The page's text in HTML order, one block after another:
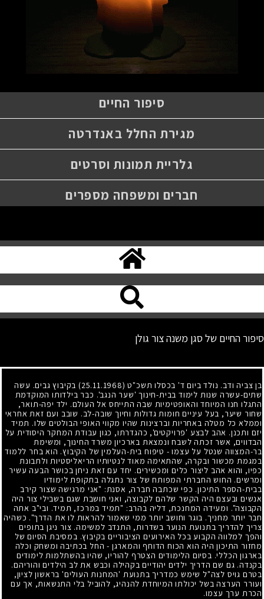
סיפור החיים
מגירת החלל באנדרטה
גלריית תמונות וסרטים
חברים ומשפחה מספרים
סיפור החיים של סגן משנה צור גולן
בן צביה ודב. נולד ביום ד' בכסלו תשכ"ט (25.11.1968)
בקיבוץ גבים. עשה
שתים-עשרה שנות לימוד בבית-חינוך 'שער הנגב'. כבר בילדותו המוקדמת
התגלו חנו המיוחד והאופטימיות שבה התייחס אל העולם. ילד יפה-תואר,
שחור שיער, בעל עיניים חומות גדולות וחיוך שובה-לב. שובב ועם זאת אחראי
וממלא כל מטלה באחריות וברצינות שהיו מקווי האופי הבולטים שלו. תמיד
יזם ותכנן. אהב לבצע 'פרויקטים', כהגדרתו, כגון עבודת המחקר היסודית על
הבדווים, אשר זכתה לשבח ונמצאת בארכיון משרד החינוך, ומשימת
בר-המצווה שנטל על עצמו - טיפוח בית-העלמין של הקיבוץ. הוא בחר ללמוד
במגמת מכשור ובקרה, שהתאימה מאוד לנטיותיו הריאליסטיות ולתבונת
כפיו, והוא אהב ליצור כלים ומכשירים. יחד עם זאת ניחן בכושר הבעה עשיר
ומרשים. החוש החברתי המפותח של צור נתגלה בתקופת לימודיו
בבית-הספר התיכון. כפי שכתבה חברה, אסנת: "אני מרגישה שצור קירב
אנשים ובעצם היה הקשר שלהם לקבוצה, ואני חושבת שגם בשבילי צור היה
הקבוצה". ומעידה המחנכת, דליה בהרב: "תמיד במרכז, תמיד. ובי"ב אתה
חבר יותר מחניך. בוגר וחושב יותר ממי שאמור להראות לו את הדרך". כשהיה
צריך להדריך בתנועת הנוער בשדרות, התנדב למשימה. צור ניגן בתופים
והפך למלווה הקבוע בכל האירועים הציבוריים בקיבוץ. במסיבת הסיום של
מחזור התיכון היה הוא הכוח הדוחף והמארגן - החל בכתיבה ומשחק וכלה
בארגון הכללי. בסיום הלימודים הצטרף להוריו, שהיו בהשתלמות לימודים
בקנדה. גם שם הדריך ילדים יהודיים בקהילה וכבש את לב הילדים והוריהם.
בטרם גויס לצה"ל שימש כמדריך בתנועת 'המחנות העולים' בראשון לציון,
ועורר הערצה בשל יכולתו המיוחדת להנהיג, להוביל בלי התנשאות, אך עם
הכרת ערך עצמו.